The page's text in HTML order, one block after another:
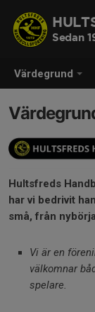
Värdegrund
Sedan
Hultsfreds
har vi bedrivit
små, från
Vi är en
välkomnar
spelare.